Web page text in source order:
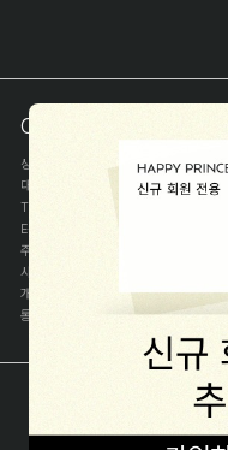
COMPANY INFO
상호
(주)해피프린스
대표
이화진
TEL
E-MAIL
주소
사업자등록번호
개인정보관리자
이화진
통신판매신고번호
제 2018-서울
COPYRIGHT(C) (